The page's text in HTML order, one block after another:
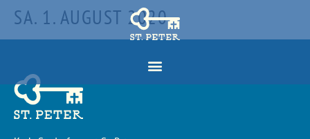
SA. 1. AUGUST 2020